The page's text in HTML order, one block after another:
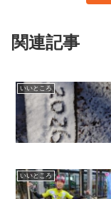
関連記事
いいところ
いいところ